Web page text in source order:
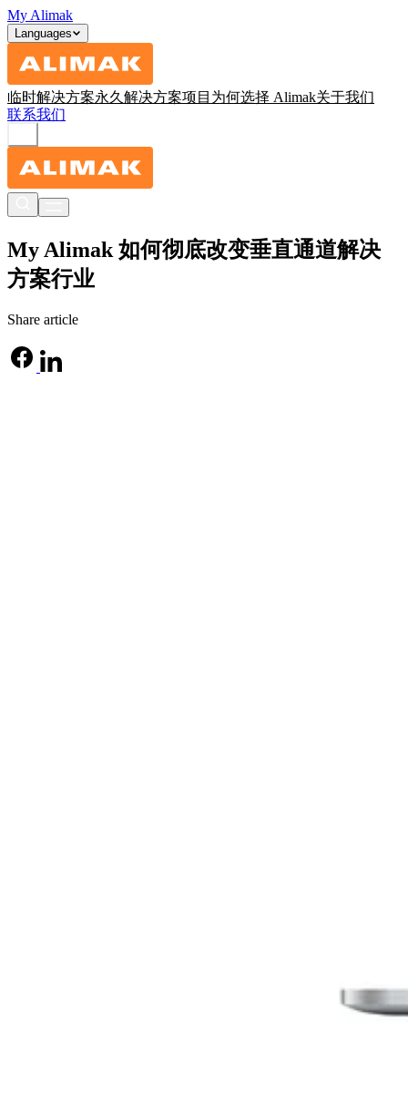
My Alimak
Languages
临时解决方案永久解决方案项目 为何选择 Alimak关于我们
联系我们
My Alimak 如何彻底改变垂直通道解决
方案行业
Share article